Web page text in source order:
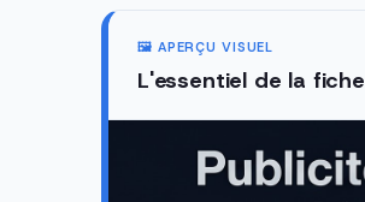
🖼️ APERÇU VISUEL
L'essentiel de la